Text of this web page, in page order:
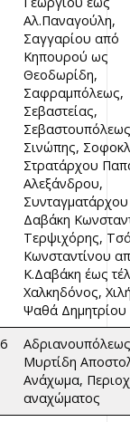
Αλ.Παναγούλη,
Σαγγαρίου από
Κηπουρού ως
Θεοδωρίδη,
Σαφραμπόλεως,
Σεβαστείας,
Σινώπης,
Στρατάρχου
Αλεξάνδρου,
Συνταγματάρχου
Δαβάκη
Τερψιχόρης,
Κωνσταντίνου
Κ.Δαβάκη έως
Χαλκηδόνος,
Ψαθά Δημητρίου
Μυρτίδη
Ανάχωμα,
αναχώματος